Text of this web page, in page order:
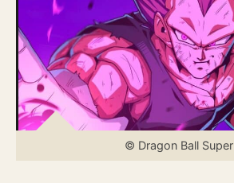
© Dragon Ball Super